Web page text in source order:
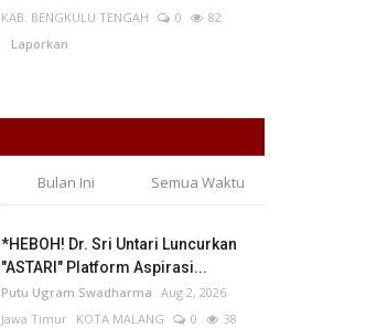
KAB. BENGKULU TENGAH
0
82
Laporkan
Bulan Ini Semua Waktu
*HEBOH! Dr. Sri Untari Luncurkan
"ASTARI" Platform Aspirasi...
Putu Ugram Swadharma Aug 2, 2026
Jawa Timur KOTA MALANG 0
38